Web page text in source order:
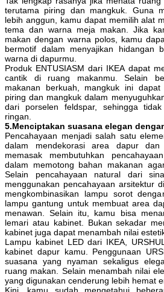
terutama piring dan mangkuk. Guna
lebih anggun, kamu dapat memilih alat
tema dan warna meja makan. Jika
makan dengan warna polos, kamu
bermotif dalam menyajikan hidangan
warna di dapurmu.
Produk ENTUSIASM dari IKEA dapat
cantik di ruang makanmu. Selain
makanan berkuah, mangkuk ini
piring dan mangkuk dalam
dari porselen feldspar, sehingga
ringan.
5.Menciptakan suasana elegan
Pencahayaan menjadi salah satu
dalam mendekorasi area dapur
memasak membutuhkan
dalam memotong bahan makanan
Selain pencahayaan natural dari
menggunakan pencahayaan arsitektur
mengkombinasikan lampu sorot
lampu gantung untuk membuat area
menawan. Selain itu, kamu bisa
lemari atau kabinet. Bukan sekadar
kabinet juga dapat menambah nilai
Lampu kabinet LED dari IKEA,
kabinet dapur kamu. Penggunaan
suasana yang nyaman sekaligus
ruang makan. Selain menambah nilai
yang digunakan cenderung lebih hemat